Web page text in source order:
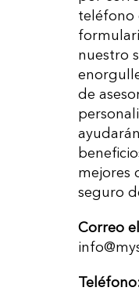
teléfono
nuestro
de
mejores
seguro
Correo